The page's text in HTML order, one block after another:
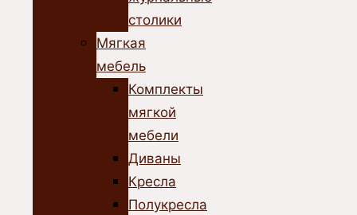
столики
Мягкая
мебель
Комплекты
мягкой
мебели
Диваны
Кресла
Полукресла